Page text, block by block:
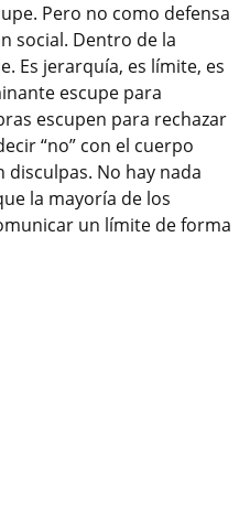
Pero no como defensa
social. Dentro de la
Es jerarquía, es límite, es
escupe para
escupen para rechazar
“no” con el cuerpo
No hay nada
la mayoría de los
un límite de forma